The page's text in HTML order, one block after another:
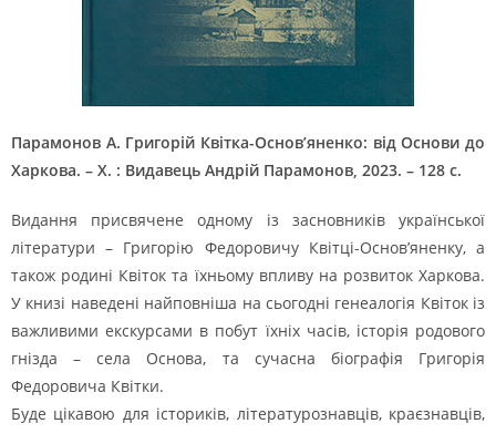
Парамонов А. Григорій Квітка-Основ’яненко: від Основи до
Харкова. – Х. : Видавець Андрій Парамонов, 2023. – 128 с.
Видання присвячене одному із засновників української
літератури – Григорію Федоровичу Квітці-Основ’яненку, а
також родині Квіток та їхньому впливу на розвиток Харкова.
У книзі наведені найповніша на сьогодні генеалогія Квіток із
важливими екскурсами в побут їхніх часів, історія родового
гнізда – села Основа, та сучасна біографія Григорія
Федоровича Квітки.
Буде цікавою для істориків, літературознавців, краєзнавців,